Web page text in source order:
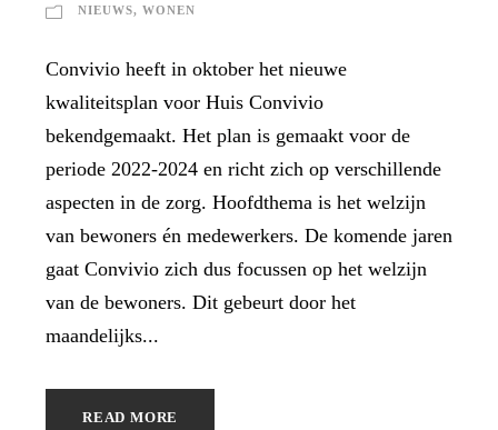
NIEUWS, WONEN
Convivio heeft in oktober het nieuwe
kwaliteitsplan voor Huis Convivio
bekendgemaakt. Het plan is gemaakt voor de
periode 2022-2024 en richt zich op verschillende
aspecten in de zorg. Hoofdthema is het welzijn
van bewoners én medewerkers. De komende jaren
gaat Convivio zich dus focussen op het welzijn
van de bewoners. Dit gebeurt door het
maandelijks...
READ MORE